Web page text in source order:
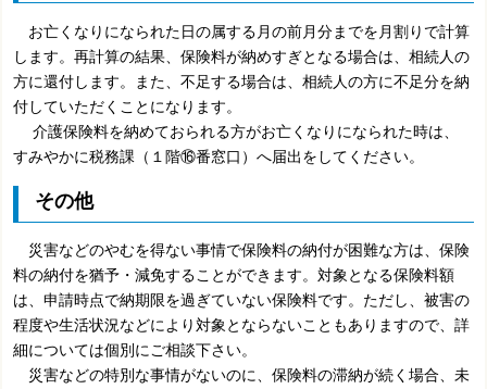
お亡くなりになられた日の属する月の前月分までを月割りで計算
します。再計算の結果、保険料が納めすぎとなる場合は、相続人の
方に還付します。また、不足する場合は、相続人の方に不足分を納
付していただくことになります。
介護保険料を納めておられる方がお亡くなりになられた時は、
すみやかに税務課（１階⑯番窓口）へ届出をしてください。
その他
災害などのやむを得ない事情で保険料の納付が困難な方は、保険
料の納付を猶予・減免することができます。対象となる保険料額
は、申請時点で納期限を過ぎていない保険料です。ただし、被害の
程度や生活状況などにより対象とならないこともありますので、詳
細については個別にご相談下さい。
災害などの特別な事情がないのに、保険料の滞納が続く場合、未